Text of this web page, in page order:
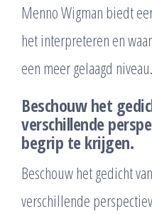
Menno Wigman biedt
het interpreteren en
een meer gelaagd niveau.
Beschouw het
verschillende
begrip te krijgen.
Beschouw het gedicht
verschillende